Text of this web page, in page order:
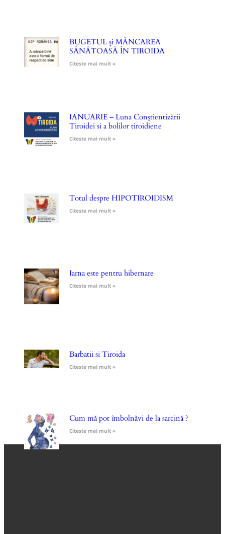
BUGETUL și MÂNCAREA
SĂNĂTOASĂ ÎN TIROIDA
Citeste mai mult »
IANUARIE – Luna Conștientizării
Tiroidei si a bolilor tiroidiene
Citeste mai mult »
Totul despre HIPOTIROIDISM
Citeste mai mult »
Iarna este pentru hibernare
Citeste mai mult »
Barbatii si Tiroida
Citeste mai mult »
Cum mă pot îmbolnăvi de la sarcină ?
Citeste mai mult »